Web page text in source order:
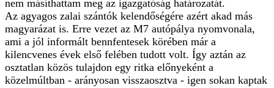
nem másíthattam meg az igazgatóság határozatát.
Az agyagos zalai szántók kelendőségére azért akad más
magyarázat is. Erre vezet az M7 autópálya nyomvonala,
ami a jól informált bennfentesek körében már a
kilencvenes évek első felében tudott volt. Így aztán az
osztatlan közös tulajdon egy ritka előnyeként a
közelmúltban - arányosan visszaosztva - igen sokan kaptak